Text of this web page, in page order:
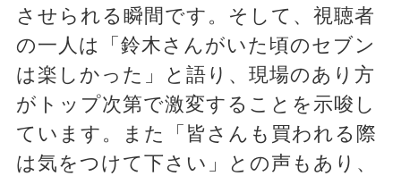
させられる瞬間です。そして、視聴者
の一人は「鈴木さんがいた頃のセブン
は楽しかった」と語り、現場のあり方
がトップ次第で激変することを示唆し
ています。また「皆さんも買われる際
は気をつけて下さい」との声もあり、